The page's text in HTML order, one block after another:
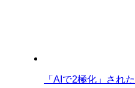
「AIで2極化」され